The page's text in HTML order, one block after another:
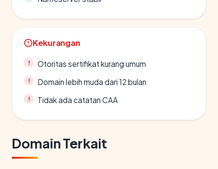
Kekurangan
Otoritas sertifikat kurang umum
Domain lebih muda dari 12 bulan
Tidak ada catatan CAA
Domain Terkait